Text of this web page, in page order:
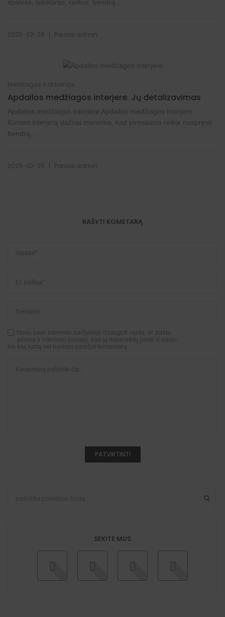
spalvas, tekstūras, raštus, bendrą...
2025-02-28 Parašė admin
Medžiagos ir dizainas
Apdailos medžiagos interjere. Jų detalizavimas
Apdailos medžiagos interjere Apdailos medžiagos interjere.
Kuriant interjerą dažnai manoma, kad pirmiausia reikia nuspręsti
bendrą...
2025-02-25 Parašė admin
RAŠYTI KOMETARĄ
Noriu savo interneto naršyklėje išsaugoti vardą, el. pašto
adresą ir interneto puslapį, kad jų nebereiktų įvesti iš naujo,
kai kitą kartą vėl norėsiu parašyti komentarą.
SEKITE MUS